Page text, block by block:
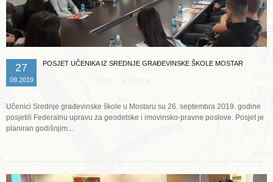
27
09.2019
POSJET UČENIKA IZ SREDNJE GRAĐEVINSKE ŠKOLE MOSTAR
Učenici Srednje građevinske škole u Mostaru su 26. septembra 2019. godine
posjetili Federalnu upravu za geodetske i imovinsko-pravne poslove. Posjet je
planiran godišnjim...